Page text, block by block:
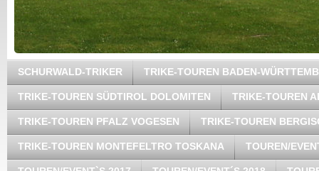
SCHURWALD-TRIKER TRIKE-TOUREN BADEN-
TRIKE-TOUREN SÜDTIROL DOLOMITEN TRIKE-TOUREN
TRIKE-TOUREN PFALZ VOGESEN TRIKE-TOUREN
TRIKE-TOUREN MONTEFELTRO TOSKANA TOUREN/